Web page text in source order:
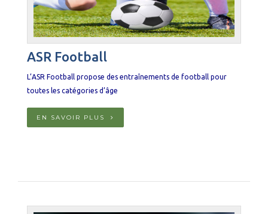
ASR Football
L’ASR Football propose des entraînements de football pour
toutes les catégories d’âge
EN SAVOIR PLUS